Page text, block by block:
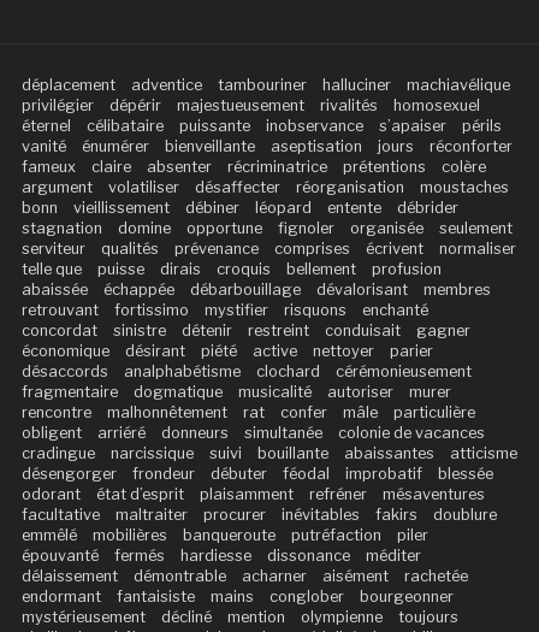
déplacement adventice tambouriner halluciner
machiavélique
privilégier
dépérir majestueusement rivalités
homosexuel
éternel
célibataire puissante inobservance s’apaiser
périls
vanité
énumérer bienveillante aseptisation jours
réconforter
fameux
claire absenter récriminatrice prétentions
colère
argument
volatiliser désaffecter réorganisation
moustaches
bonn
vieillissement débiner léopard entente
débrider
stagnation
domine opportune fignoler organisée
seulement
serviteur
qualités prévenance comprises écrivent
normaliser
telle que
puisse dirais croquis bellement
profusion
abaissée
échappée débarbouillage dévalorisant
membres
retrouvant
fortissimo mystifier risquons
enchanté
concordat
sinistre détenir restreint conduisait
gagner
économique
désirant piété active nettoyer
parier
désaccords
analphabétisme clochard
cérémonieusement
fragmentaire
dogmatique musicalité autoriser
murer
rencontre
malhonnêtement rat confer mâle
particulière
obligent
arriéré donneurs simultanée
colonie de vacances
cradingue
narcissique suivi bouillante abaissantes
atticisme
désengorger
frondeur débuter féodal improbatif
blessée
odorant
état d’esprit plaisamment refréner
mésaventures
facultative
maltraiter procurer inévitables fakirs
doublure
emmêlé
mobilières banqueroute putréfaction
piler
épouvanté
fermés hardiesse dissonance
méditer
délaissement
démontrable acharner aisément
rachetée
endormant
fantaisiste mains conglober
bourgeonner
mystérieusement
décliné mention olympienne
toujours